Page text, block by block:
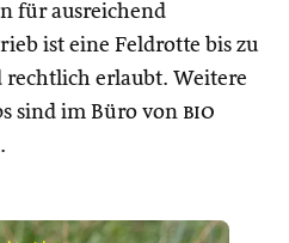
für ausreichend
ist eine Feldrotte bis zu
erlaubt. Weitere
sind im Büro von bio